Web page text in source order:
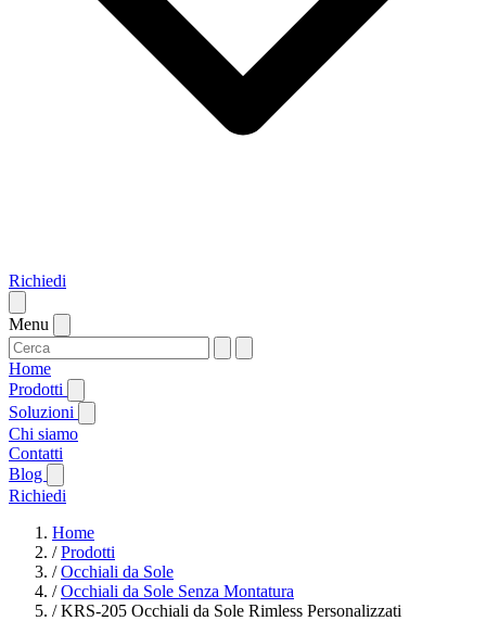
Richiedi
Menu
Home
Prodotti
Soluzioni
Chi siamo
Contatti
Blog
Richiedi
Home
/Prodotti
/Occhiali da Sole
/Occhiali da Sole Senza Montatura
/KRS-205 Occhiali da Sole Rimless Personalizzati